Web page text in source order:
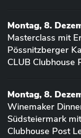
Montag, 8.
Masterclass mit
Pössnitzberger
CLUB Clubhouse
Montag, 8.
Winemaker
Südsteiermark
Clubhouse Post